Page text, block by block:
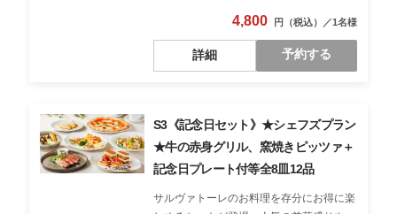
4,800
詳細 予約する
S3《記念日セット》★シェフズプラン
★牛の赤身グリル、窯焼きピッツァ＋
記念日プレート付等全8皿12品
サルヴァトーレのお料理を存分にお得に楽